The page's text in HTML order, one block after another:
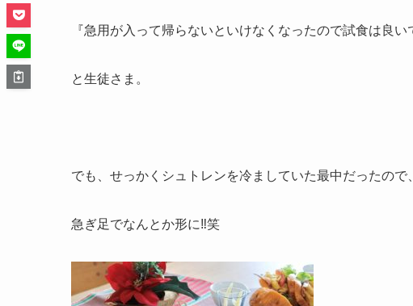
『急用が入って帰らないといけなくなったので試食は良い
と生徒さま。
でも、せっかくシュトレンを冷ましていた最中だったので
急ぎ足でなんとか形に‼︎笑